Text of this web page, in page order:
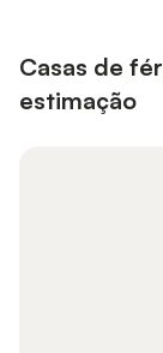
Casas de
estimação